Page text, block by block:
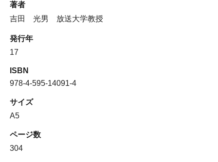
著者
吉田 光男 放送大学教授
発行年
17
ISBN
978-4-595-14091-4
サイズ
A5
ページ数
304